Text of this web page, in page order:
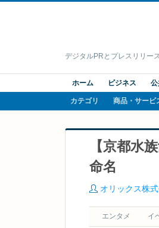
デジタルPRとプレスリリー
ホーム ビジネス
カテゴリ 商品・サービ
【京都水
命名
オリックス株
エンタメ イ